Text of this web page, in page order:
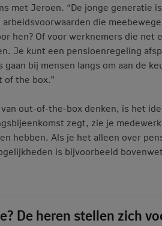
met Jeroen. “De jonge generatie
die
hen? Of voor werknemers die net
Je kunt een pensioenregeling
gaan bij mensen langs om aan de
of the box.”
out-of-the-box denken, is het
zegt, zie je
hebben. Als je het alleen over
is bijvoorbeeld
De heren stellen zich